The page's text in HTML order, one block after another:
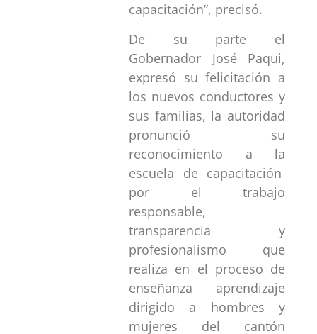
capacitación”, precisó.
De su parte el
Gobernador José Paqui,
expresó su felicitación a
los nuevos conductores y
sus familias, la autoridad
pronunció su
reconocimiento a la
escuela de capacitación
por el trabajo
responsable,
transparencia y
profesionalismo que
realiza en el proceso de
enseñanza aprendizaje
dirigido a hombres y
mujeres del cantón